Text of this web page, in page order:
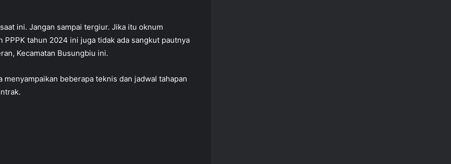
ini. Jangan sampai tergiur. Jika itu oknum
PPPK tahun 2024 ini juga tidak ada sangkut pautnya
Kecamatan Busungbiu ini.
beberapa teknis dan jadwal tahapan